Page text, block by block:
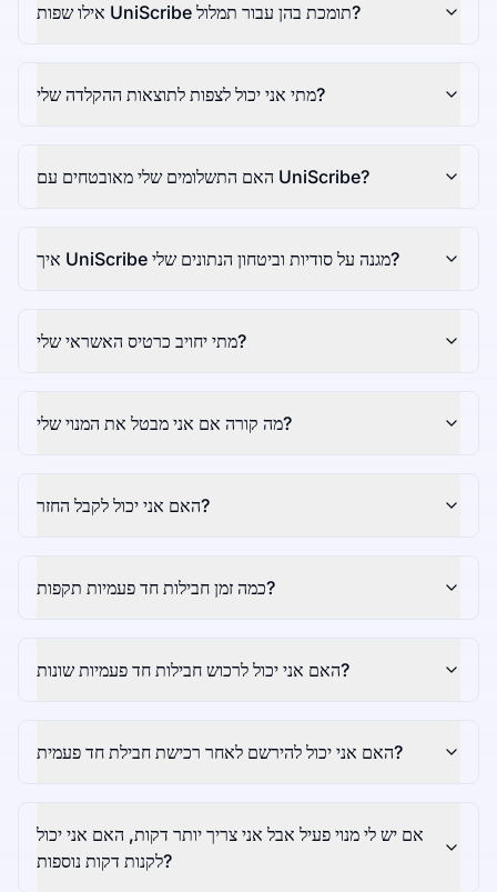
אילו שפות UniScribe תומכת בהן עבור תמלול?
מתי אני יכול לצפות לתוצאות ההקלדה שלי?
האם התשלומים שלי מאובטחים עם UniScribe?
איך UniScribe מגנה על סודיות וביטחון הנתונים שלי?
מתי יחויב כרטיס האשראי שלי?
מה קורה אם אני מבטל את המנוי שלי?
האם אני יכול לקבל החזר?
כמה זמן חבילות חד פעמיות תקפות?
האם אני יכול לרכוש חבילות חד פעמיות שונות?
האם אני יכול להירשם לאחר רכישת חבילת חד פעמית?
אם יש לי מנוי פעיל אבל אני צריך יותר דקות, האם אני יכול
לקנות דקות נוספות?